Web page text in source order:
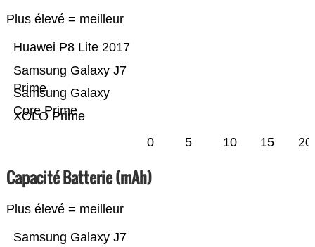
Plus élevé = meilleur
XOLO Prime
Samsung Galaxy
Core Prime
Samsung Galaxy J7
Prime
Huawei P8 Lite 2017
0 5 10 15 20
Capacité Batterie (mAh)
Plus élevé = meilleur
Samsung Galaxy J7